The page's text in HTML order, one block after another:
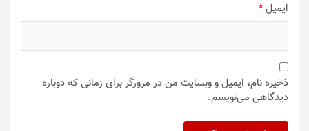
ایمیل*
ذخیره نام، ایمیل و وبسایت من در مرورگر برای زمانی که دوباره
دیدگاهی می‌نویسم.